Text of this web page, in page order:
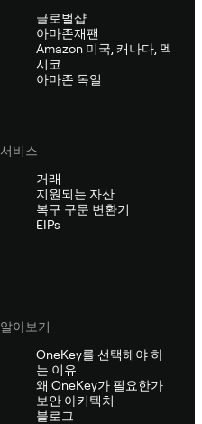
글로벌샵
아마존재팬
Amazon 미국, 캐나다, 멕
시코
아마존 독일
서비스
거래
지원되는 자산
복구 구문 변환기
EIPs
알아보기
OneKey를 선택해야 하
는 이유
왜 OneKey가 필요한가
보안 아키텍처
블로그